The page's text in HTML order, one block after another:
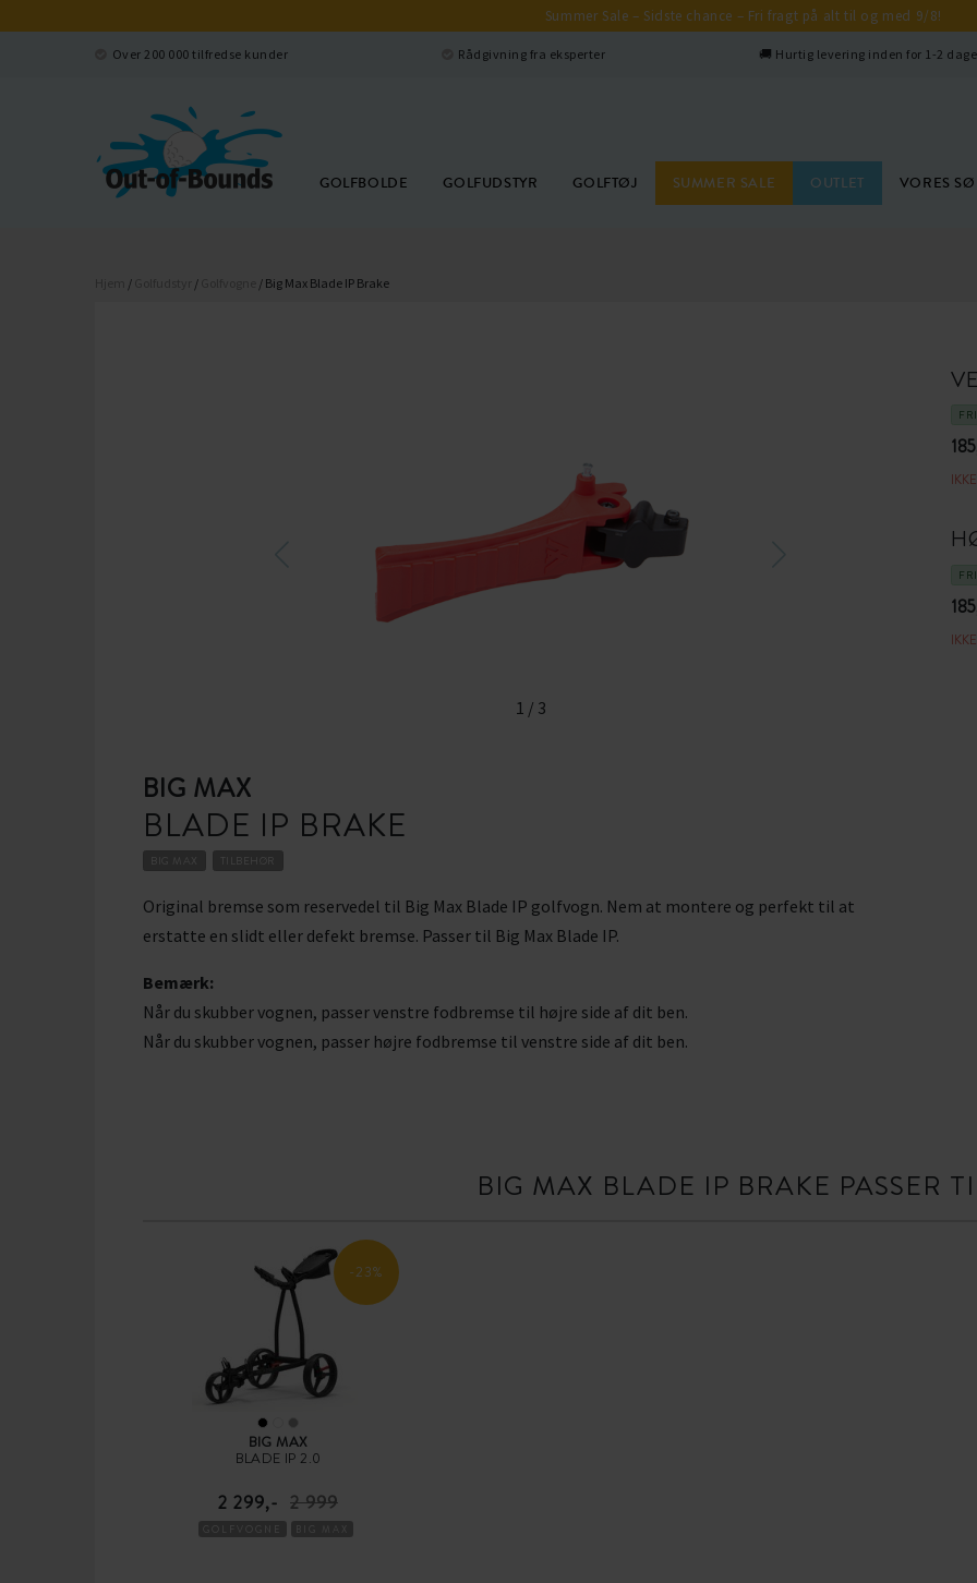
Summer Sale – Sidste chance – Fri fragt på alt til og med 9/8!
Over 200 000 tilfredse kunder Rådgivning fra eksperter 🚚 Hurtig levering inden for 1-2 dage
GOLFBOLDE GOLFUDSTYR GOLFTØJ SUMMER SALE OUTLET VORES
/ / / Big Max Blade IP Brake
1 / 3
BIG MAX
BLADE IP BRAKE
BIG MAX TILBEHØR
Original bremse som reservedel til Big Max Blade IP golfvogn. Nem at montere og perfekt til at
erstatte en slidt eller defekt bremse. Passer til Big Max Blade IP.
Bemærk:
Når du skubber vognen, passer venstre fodbremse til højre side af dit ben.
Når du skubber vognen, passer højre fodbremse til venstre side af dit ben.
BIG MAX BLADE IP BRAKE PASSER
-23%
BIG MAX
BLADE IP 2.0
2 299,- 2 999
BIG MAX